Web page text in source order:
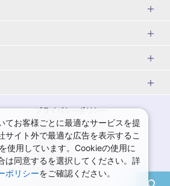
千葉県
栃木県
神奈川県ホテル・旅館
千葉県ホテル・旅館
栃木県ホテル・旅館
蔵王温泉(山形)
鳴子温泉(宮城)
岩手旅行・ツアー
秋田旅行・ツアー
福島旅行・ツアー
旅
ユニバーサル・スタジオ・ジャパ
女子旅 国内版
ゴールデンウィーク（GW）の国内
旅行
7月の国内旅行
9月の国内旅行
プライバシーポリシー
規約集
商標について
採用情報
てお客様ごとに最適なサービスを提
サイト外で最適な広告を表示するこ
使用しています。Cookieの使用に
は同意するを選択してください。詳
ポリシーをご確認ください。